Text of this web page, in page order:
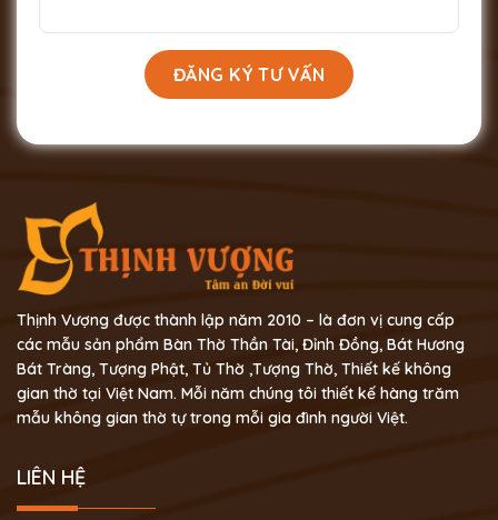
Thịnh Vượng được thành lập năm 2010 – là đơn vị cung cấp
các mẫu sản phẩm Bàn Thờ Thần Tài, Đỉnh Đồng, Bát Hương
Bát Tràng, Tượng Phật, Tủ Thờ ,Tượng Thờ, Thiết kế không
gian thờ tại Việt Nam. Mỗi năm chúng tôi thiết kế hàng trăm
mẫu không gian thờ tự trong mỗi gia đình người Việt.
LIÊN HỆ